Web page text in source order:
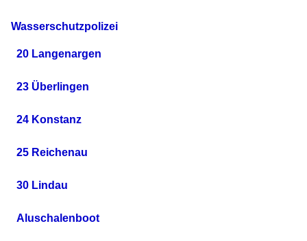
Wasserschutzpolizei
20 Langenargen
23 Überlingen
24 Konstanz
25 Reichenau
30 Lindau
Aluschalenboot